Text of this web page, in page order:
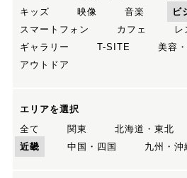
キッズ
映像 音楽
ビ
スマートフォン
カフェ レ
ギャラリー
T-SITE 美容
アウトドア
エリアを選択
全て
関東 北海道・東北
近畿
中国・四国 九州・沖